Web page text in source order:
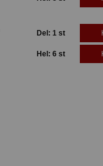
Del: 1 st
Hel: 6 st